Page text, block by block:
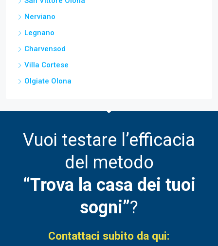
Nerviano
Legnano
Charvensod
Villa Cortese
Olgiate Olona
Vuoi testare l’efficacia
del metodo
“Trova la casa dei tuoi
sogni”?
Contattaci subito da qui: